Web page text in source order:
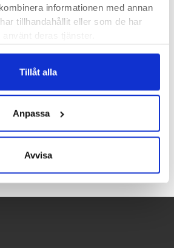
informationen med annan
tillhandahållit eller som de har
deras tjänster.
Tillåt alla
Anpassa
Avvisa
för alla årets alla dagar, dygnets alla
skon eller sandalen på jobbet,
på fjället eller i skogen. Aktiviteterna
att du kan finna en lämplig sko från